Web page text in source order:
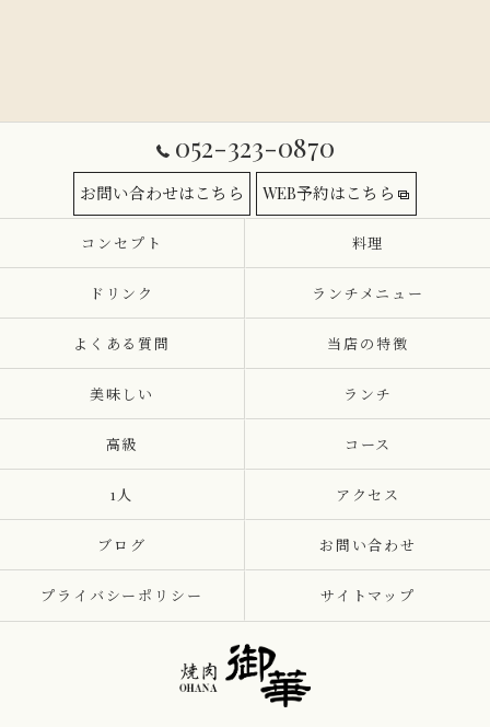
052-323-0870
お問い合わせはこちら WEB予約はこちら
コンセプト 料理
ドリンク ランチメニュー
よくある質問 当店の特徴
美味しい ランチ
高級 コース
1人 アクセス
ブログ お問い合わせ
プライバシーポリシー サイトマップ